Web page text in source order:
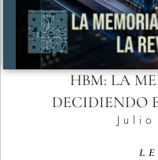
HBM: LA
DECIDIENDO